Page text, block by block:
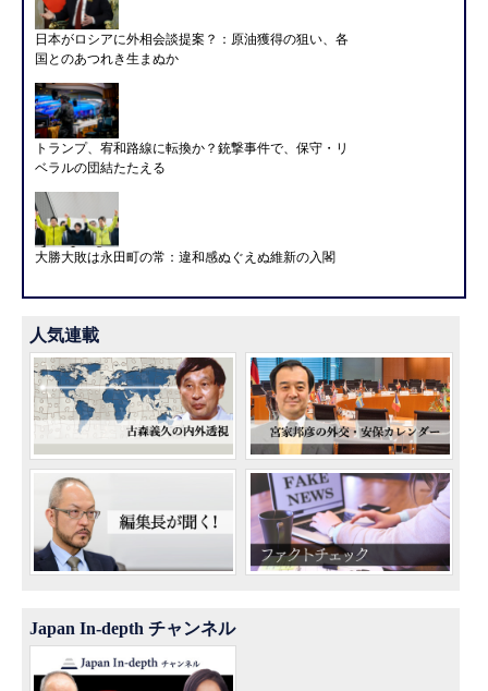
日本がロシアに外相会談提案？：原油獲得の狙い、各
国とのあつれき生まぬか
トランプ、宥和路線に転換か？銃撃事件で、保守・リ
ベラルの団結たたえる
大勝大敗は永田町の常：違和感ぬぐえぬ維新の入閣
人気連載
Japan In-depth チャンネル